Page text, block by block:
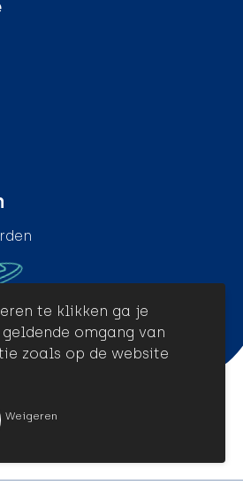
te klikken ga je
omgang van
zoals op de website
Weigeren